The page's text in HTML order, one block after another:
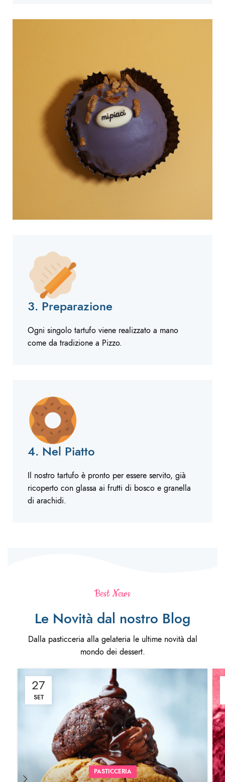
3. Preparazione
Ogni singolo tartufo viene realizzato a mano
come da tradizione a Pizzo.
4. Nel Piatto
Il nostro tartufo è pronto per essere servito, già
ricoperto con glassa ai frutti di bosco e granella
di arachidi.
Best News
Le Novità dal nostro Blog
Dalla pasticceria alla gelateria le ultime novità dal
mondo dei dessert.
27
SET
PASTICCERIA